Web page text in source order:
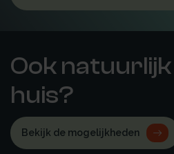
Ook natuurlijk
huis?
Bekijk de mogelijkheden